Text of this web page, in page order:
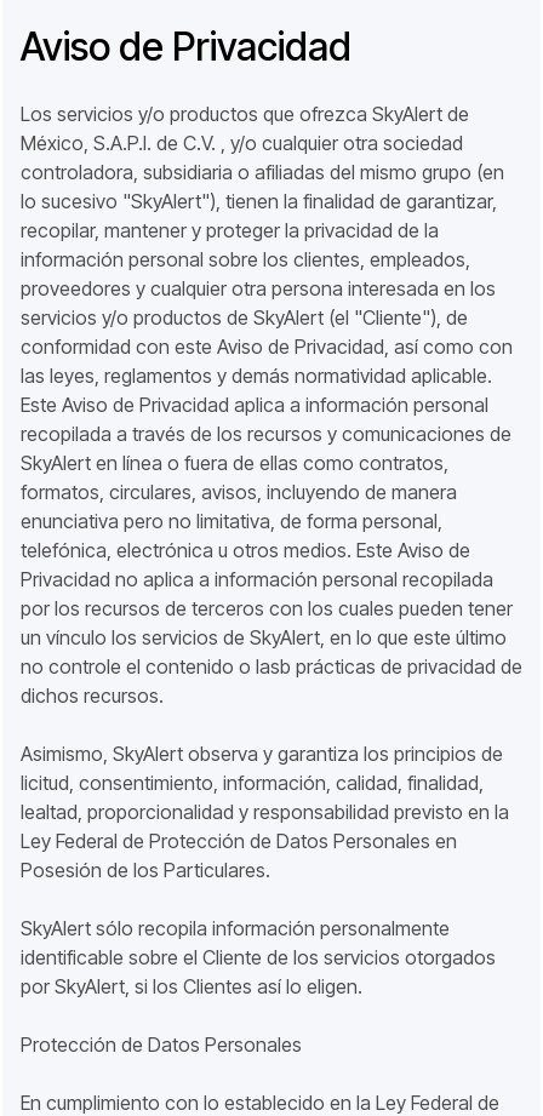
Aviso de Privacidad
Los servicios y/o productos que ofrezca SkyAlert de
México, S.A.P.I. de C.V. , y/o cualquier otra sociedad
controladora, subsidiaria o afiliadas del mismo grupo (en
lo sucesivo "SkyAlert"), tienen la finalidad de garantizar,
recopilar, mantener y proteger la privacidad de la
información personal sobre los clientes, empleados,
proveedores y cualquier otra persona interesada en los
servicios y/o productos de SkyAlert (el "Cliente"), de
conformidad con este Aviso de Privacidad, así como con
las leyes, reglamentos y demás normatividad aplicable.
Este Aviso de Privacidad aplica a información personal
recopilada a través de los recursos y comunicaciones de
SkyAlert en línea o fuera de ellas como contratos,
formatos, circulares, avisos, incluyendo de manera
enunciativa pero no limitativa, de forma personal,
telefónica, electrónica u otros medios. Este Aviso de
Privacidad no aplica a información personal recopilada
por los recursos de terceros con los cuales pueden tener
un vínculo los servicios de SkyAlert, en lo que este último
no controle el contenido o lasb prácticas de privacidad de
dichos recursos.
Asimismo, SkyAlert observa y garantiza los principios de
licitud, consentimiento, información, calidad, finalidad,
lealtad, proporcionalidad y responsabilidad previsto en la
Ley Federal de Protección de Datos Personales en
Posesión de los Particulares.
SkyAlert sólo recopila información personalmente
identificable sobre el Cliente de los servicios otorgados
por SkyAlert, si los Clientes así lo eligen.
Protección de Datos Personales
En cumplimiento con lo establecido en la Ley Federal de